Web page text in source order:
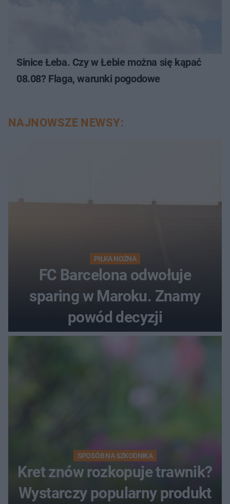
Sinice Łeba. Czy w Łebie można się kąpać
08.08? Flaga, warunki pogodowe
NAJNOWSZE NEWSY:
PIŁKA NOŻNA
FC Barcelona odwołuje
sparing w Maroku. Znamy
powód decyzji
SPOSÓB NA SZKODNIKA
Kret znów rozkopuje trawnik?
Wystarczy popularny produkt